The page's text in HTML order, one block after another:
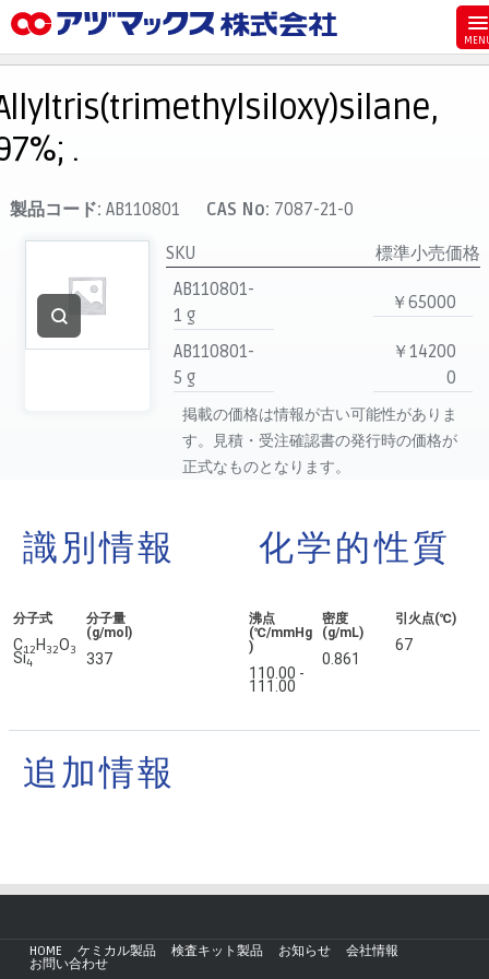
お気に入り
カート
マイアカウント
主要取扱ブランド
代理店一覧
支払い
製品検索
.
製品コード: AB110801 CAS No: 7087-21-0
SKU
標準小売価格
AB110801-
1 g
￥65000
AB110801-
5 g
￥14200
0
掲載の価格は情報が古い可能性がありま
す。見積・受注確認書の発行時の価格が
正式なものとなります。
識別情報
分子式
C12 H 32O3
Si4
分子量
(g/mol)
337
化学的性質
沸点
(℃/mmHg
)
110.00 -
111.00
密度
(g/mL)
0.861
引火点(℃)
67
追加情報
HOME ケミカル製品 検査キット製品 お知らせ
会社情報
お問い合わせ